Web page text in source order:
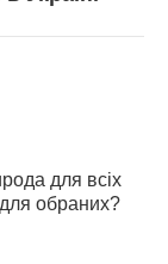
для всіх
для обраних?